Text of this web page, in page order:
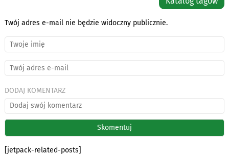
Twój adres e-mail nie będzie widoczny publicznie.
DODAJ KOMENTARZ
[jetpack-related-posts]